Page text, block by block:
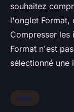
souhaitez
l'onglet Format,
Compresser les
Format n'est
sélectionné une
Actu